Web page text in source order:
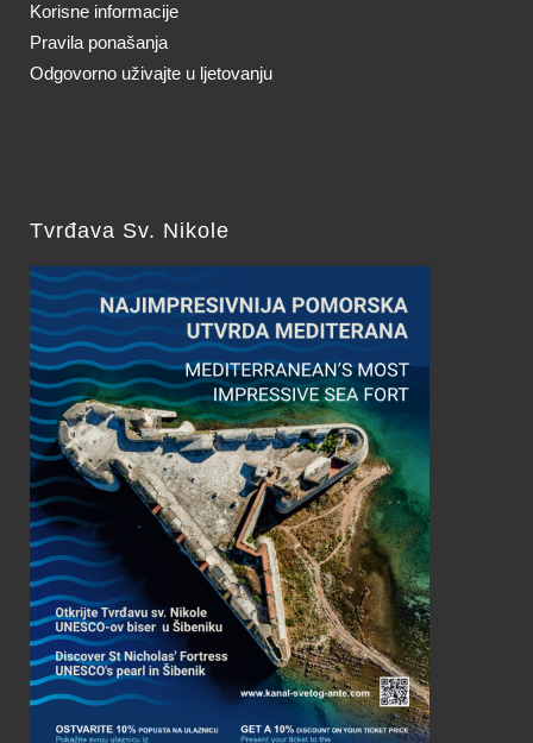
Korisne informacije
Pravila ponašanja
Odgovorno uživajte u ljetovanju
Tvrđava Sv. Nikole